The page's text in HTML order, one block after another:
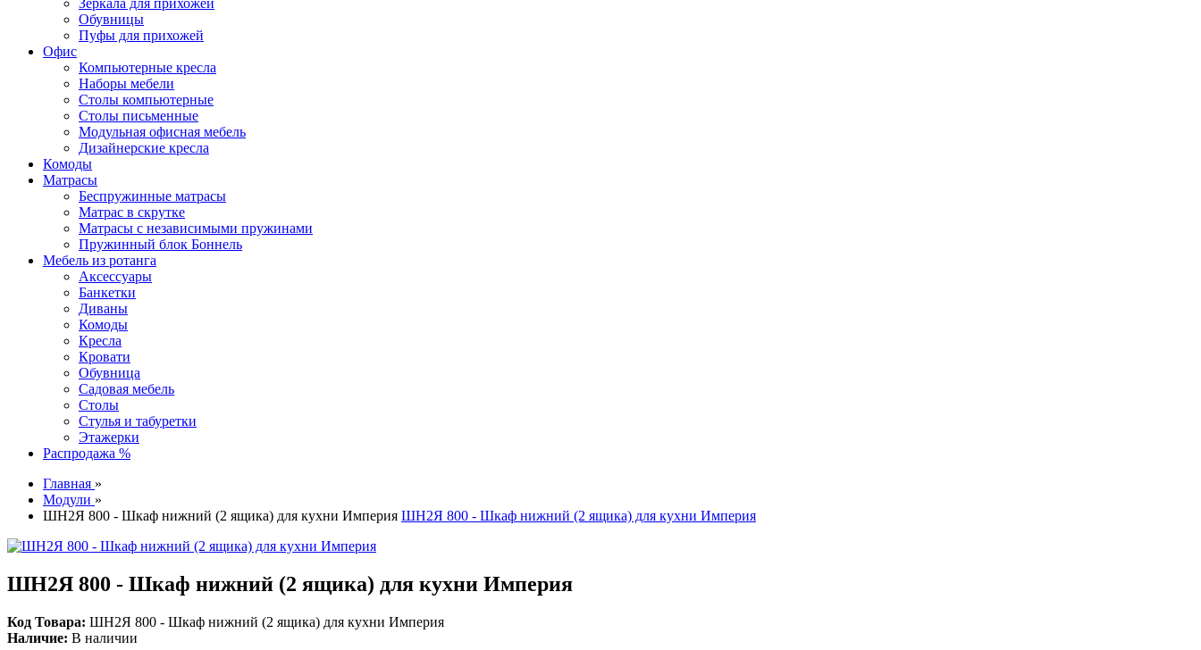
Зеркала для прихожей
Обувницы
Пуфы для прихожей
Офис
Компьютерные кресла
Наборы мебели
Столы компьютерные
Столы письменные
Модульная офисная мебель
Дизайнерские кресла
Комоды
Матрасы
Беспружинные матрасы
Матрас в скрутке
Матрасы с независимыми пружинами
Пружинный блок Боннель
Мебель из ротанга
Аксессуары
Банкетки
Диваны
Комоды
Кресла
Кровати
Обувница
Садовая мебель
Столы
Стулья и табуретки
Этажерки
Распродажа %
Главная »
Модули »
ШН2Я 800 - Шкаф нижний (2 ящика) для кухни Империя ШН2Я 800 - Шкаф нижний (2 ящика) для кухни Империя
ШН2Я 800 - Шкаф нижний (2 ящика) для кухни Империя
Код Товара: ШН2Я 800 - Шкаф нижний (2 ящика) для кухни Империя
Наличие: В наличии